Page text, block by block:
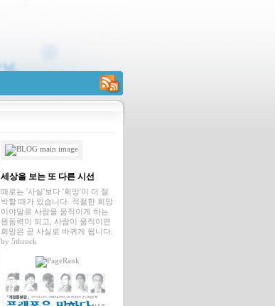
RSS
세상을 보는 또 다른 시선
때로는 '사실'보다 '희망'이 더 절
박할 때가 있습니다. 적절한 희망
이야말로 사람을 움직이게 하는
원동력이 되고, 사람이 움직이면
희망은 곧 사실로 바뀌게 됩니다.
by 5throck